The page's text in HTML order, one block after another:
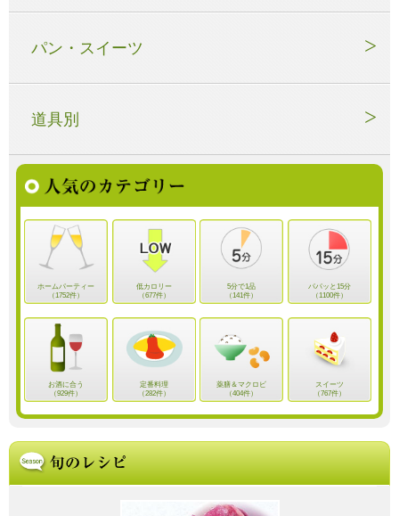
パン・スイーツ
道具別
ホームパーティー
（1752件）
低カロリー
（677件）
5分で1品
（141件）
パパッと15分
（1100件）
お酒に合う
（929件）
定番料理
（282件）
薬膳＆マクロビ
（404件）
スイーツ
（767件）